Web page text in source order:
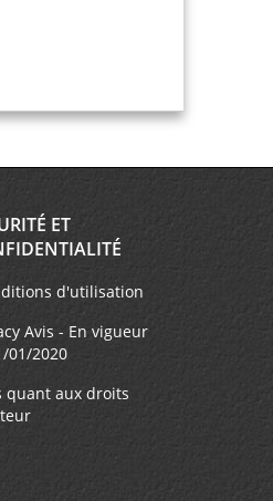
ET
d'utilisation
Avis - En vigueur
01/2020
quant aux droits